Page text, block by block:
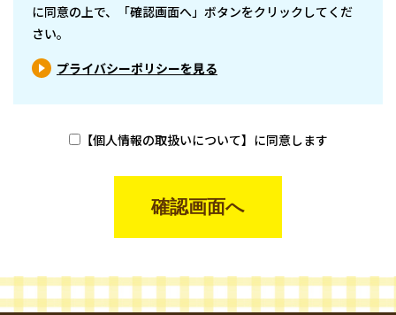
に同意の上で、「確認画面へ」ボタンをクリックしてくだ
さい。
プライバシーポリシーを見る
【個人情報の取扱いについて】に同意します